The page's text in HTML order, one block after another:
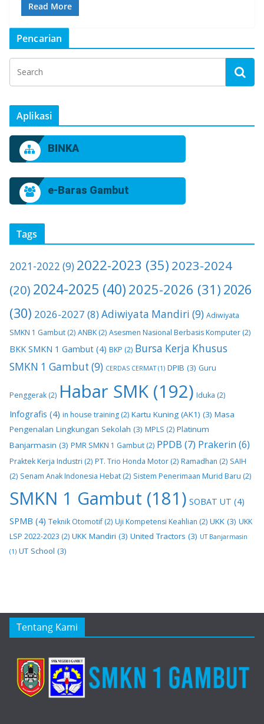
Read More
Pencarian
Aplikasi
BINKA
e-Baras Gambut
Tags
2021-2022 (9) 2022-2023 (35) 2023-2024
(20) 2024-2025 (40) 2025-2026 (31) 2026
(30) 2026-2027 (8) Adiwiyata Mandiri (9) Adiwiyata
SMKN 1 Gambut (2) ANBK (2) Asesmen Nasional Berbasis Komputer (2)
BKK SMKN 1 Gambut (4) BKP (2) Bursa Kerja Khusus
SMKN 1 Gambut (9) CERDAS CERMAT(1) DPIB (3) Guru
Penggerak (2) Habar SMK (192) Iduka (2)
Infografis (4) in house training (2) Kartu Kuning (AK1) (3) Masa
Pengenalan Lingkungan Sekolah (3) MPLS (2) Platinum
Banjarmasin (3) PMR SMKN 1 Gambut (2) PPDB (7) Prakerin (6)
Praktek Kerja Industri (2) PT. Trio Honda Motor (2) Ramadhan (2) SAIH
(2) Senam Anak Indonesia Hebat (2) Sistem Penerimaan Murid Baru (2)
SMKN 1 Gambut (181) SOBAT UT (4)
SPMB (4) Teknik Otomotif(2) Uji Kompetensi Keahlian (2) UKK (3) UKK
LSP 2022-2023 (2) UKK Mandiri (3) United Tractors (3) UT Banjarmasin
(1) UT School (3)
Tentang Kami